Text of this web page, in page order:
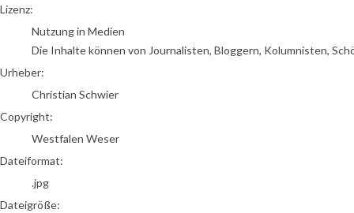
Christian Schwier
Lizenz:
Nutzung in Medien
Die Inhalte können von Journalisten, Bloggern, Kolumnisten,
Urheber:
Christian Schwier
Copyright:
Westfalen Weser
Dateiformat:
.jpg
Dateigröße: